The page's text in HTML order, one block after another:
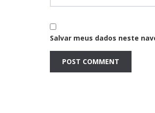
Salvar meus dados neste